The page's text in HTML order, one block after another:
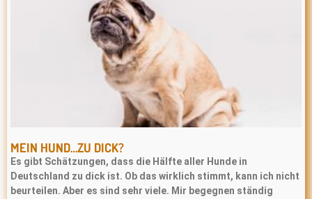
MEIN HUND…ZU DICK?
Es gibt Schätzungen, dass die Hälfte aller Hunde in
Deutschland zu dick ist. Ob das wirklich stimmt, kann ich nicht
beurteilen. Aber es sind sehr viele. Mir begegnen ständig